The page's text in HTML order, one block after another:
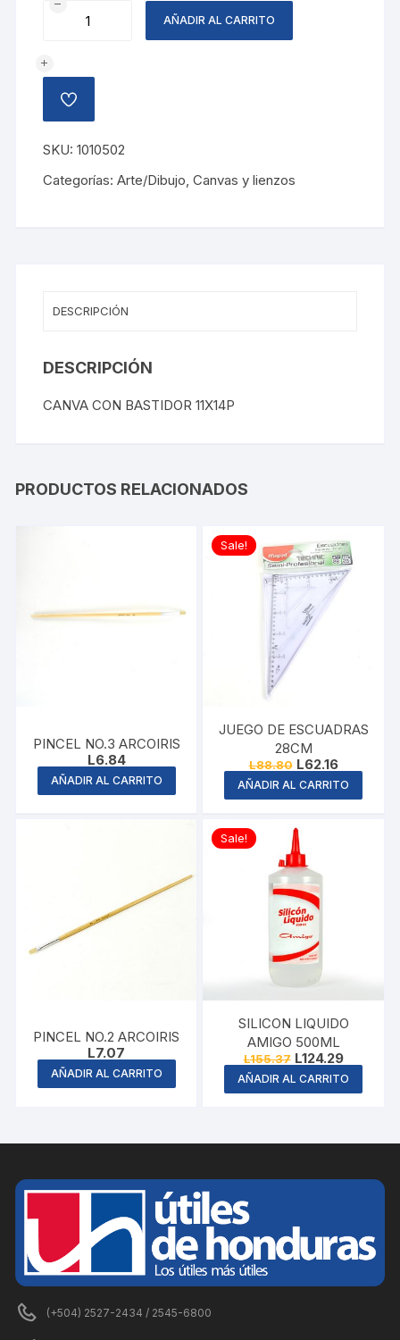
CANVA
11X14P
cantidad
AÑADIR AL CARRITO
AÑADIR
A
LISTA
DE
DESEOS
SKU:1010502
Categorías:Arte/Dibujo,Canvas y lienzos
DESCRIPCIÓN
DESCRIPCIÓN
CANVA CON BASTIDOR 11X14P
PRODUCTOS RELACIONADOS
PINCEL NO.3 ARCOIRIS
L6.84
AÑADIR AL CARRITO
Sale!
JUEGO DE ESCUADRAS
28CM
L88.80 Original
price
was:
L88.80.
L62.16Current
price
is:
L62.16.
AÑADIR AL CARRITO
PINCEL NO.2 ARCOIRIS
L7.07
AÑADIR AL CARRITO
Sale!
SILICON LIQUIDO
AMIGO 500ML
L155.37 Original
price
was:
L155.37.
L124.29Current
price
is:
L124.29.
AÑADIR AL CARRITO
(+504) 2527-2434 / 2545-6800